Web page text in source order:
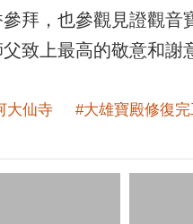
拜，也參觀見證觀音
致上最高的敬意和謝
大仙寺 #大雄寶殿修復完